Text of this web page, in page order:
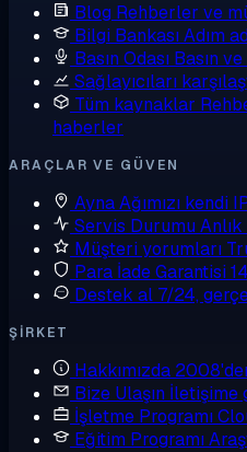
Blog Rehberler ve
Bilgi Bankası Adım
Basın Odası Basın
Sağlayıcıları
Tüm kaynaklar
haberler
ARAÇLAR VE GÜVEN
AynaAğımızı kendi
Servis Durumu
Müşteri yorumları
Para İade Garantisi
Destek al 7/24,
ŞIRKET
Hakkımızda
Bize Ulaşın İletişime
İşletme Programı
Eğitim Programı